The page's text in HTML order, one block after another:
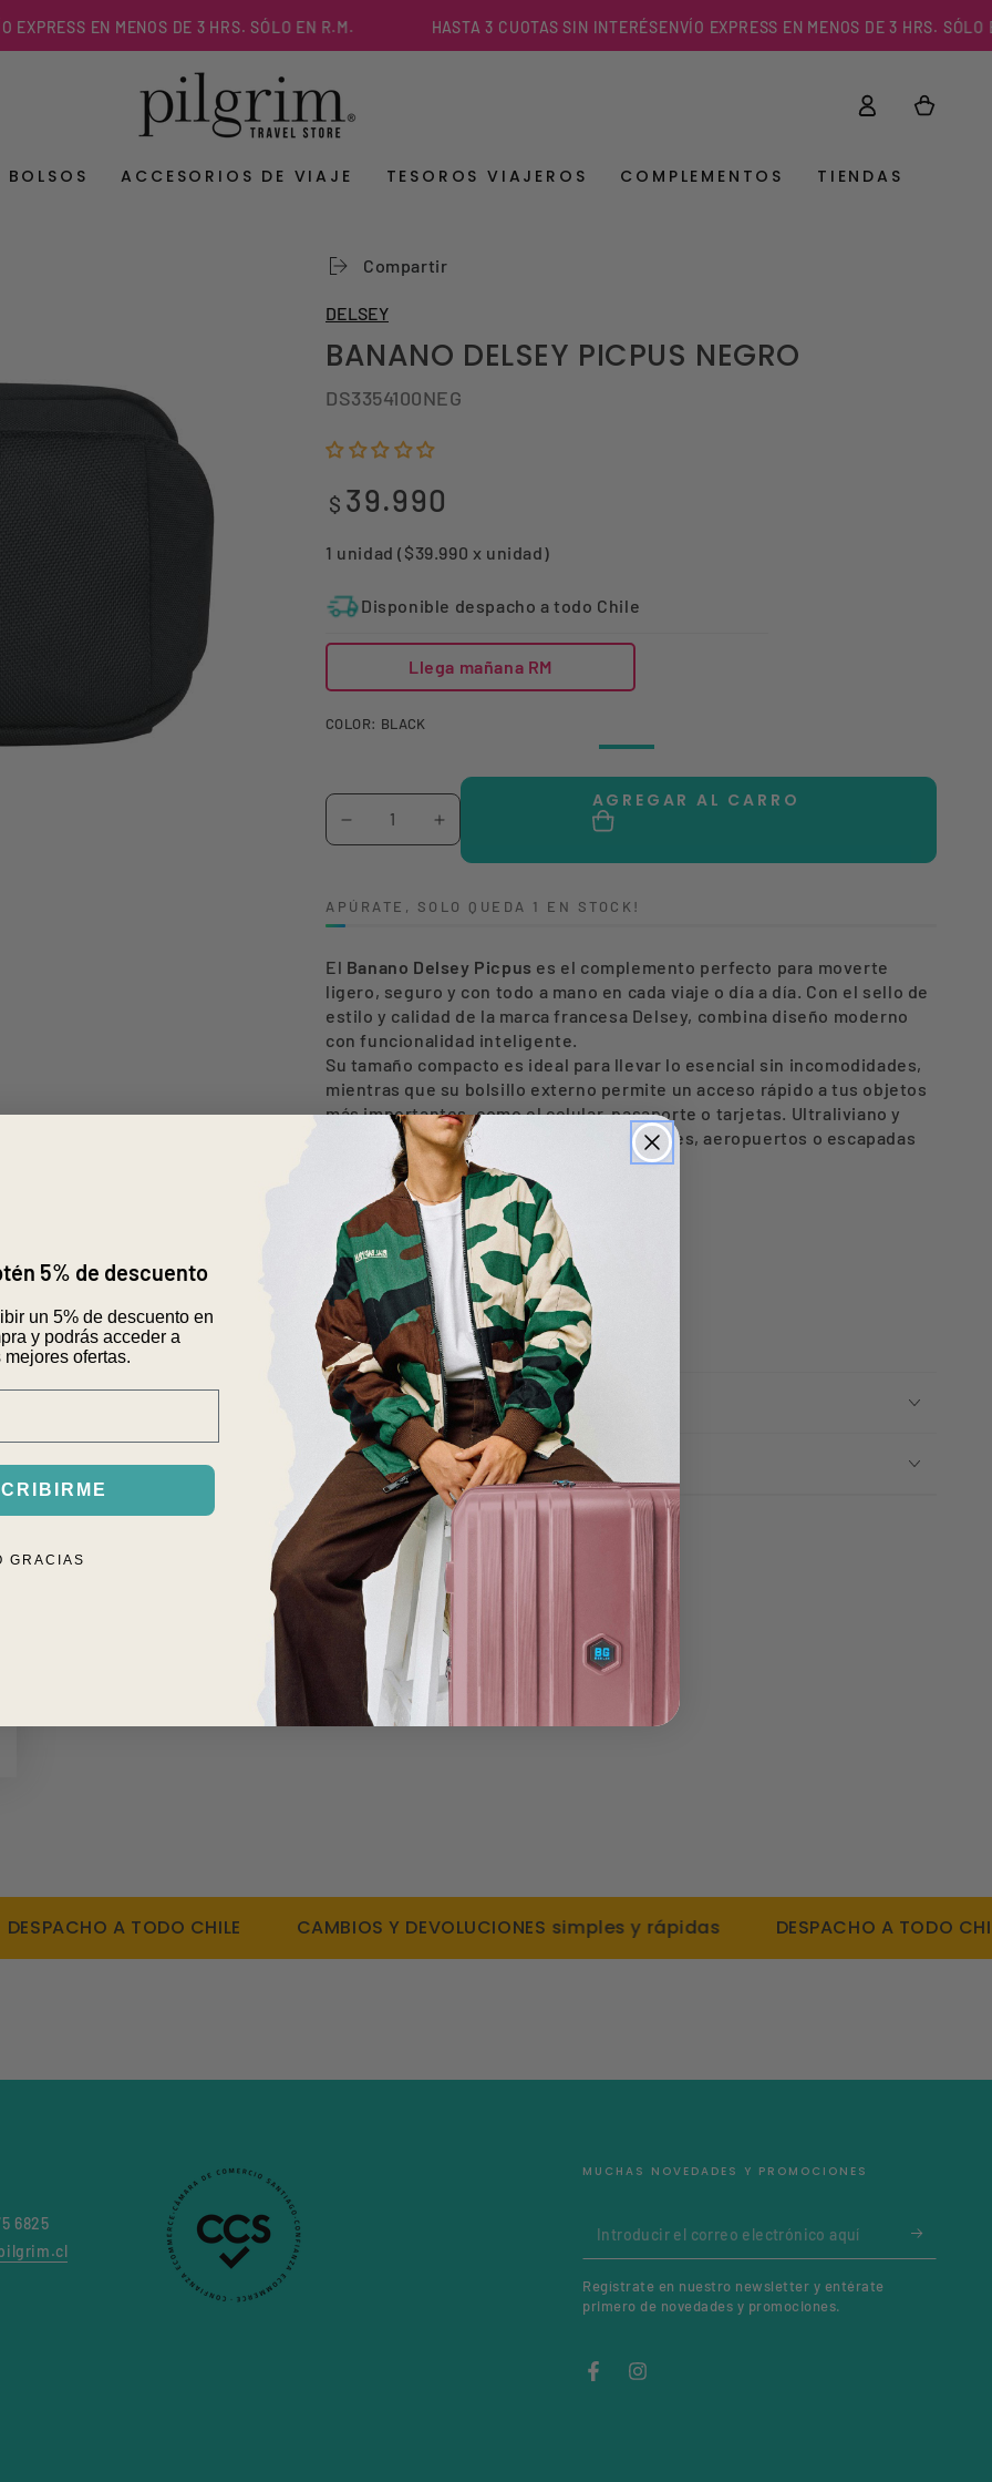
EN MENOS DE 3 HRS. SÓLO EN R.M. HASTA 3 CUOTAS SIN INTERÉSENVÍO EXPRESS EN MENOS DE 3 HRS. SÓLO EN
ACCESORIOS DE VIAJE TESOROS VIAJEROS COMPLEMENTOS TIENDAS
Iniciar
sesión
Carrito
Compartir
DELSEY
BANANO DELSEY PICPUS NEGRO
DS3354100NEG
Precio
regular
$ 39.990
1 unidad ($39.990 x unidad)
Disponible despacho a todo Chile
Llega mañana RM
COLOR: BLACK
Black
Variante
o
no
Cantidad
Reducir
BANANO
PICPUS
NEGRO
Aumentar
cantidad
BANANO
PICPUS
NEGRO
AGREGAR AL CARRO
APÚRATE, SOLO QUEDA 1 EN STOCK!
El Banano Delsey Picpus es el complemento perfecto para moverte
ligero, seguro y con todo a mano en cada viaje o día a día. Con el sello de
estilo y calidad de la marca francesa Delsey, combina diseño moderno
con funcionalidad inteligente.
Su tamaño compacto es ideal para llevar lo esencial sin incomodidades,
mientras que su bolsillo externo permite un acceso rápido a tus objetos
más importantes, como el celular, pasaporte o tarjetas. Ultraliviano y
cómodo, es perfecto para recorrer ciudades, aeropuertos o escapadas
sin preocuparte por el peso.
Bolsillo externo
Garantía Internacional 2 años.
Medidas: 15 x 24 x 6 cm.
Peso: 0,2 Kg.
Capacidad: 2 Lts.
VER MÁS ESPECIFICACIONES
1. ENVÍOS Y DESPACHOS
2. CAMBIOS Y DEVOLUCIONES
A TODO CHILE CAMBIOS Y DEVOLUCIONES simples y rápidas DESPACHO A TODO CHILE
6825
MUCHAS NOVEDADES Y PROMOCIONES
Introducir
el
correo
aquí
Regístrate en nuestro newsletter y entérate
primero de novedades y promociones.
FacebookInstagram
5% de descuento
un 5% de descuento en
y podrás acceder a
mejores ofertas.
GRACIAS